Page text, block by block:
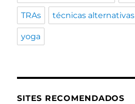
TRAs técnicas alternativas
yoga
SITES RECOMENDADOS